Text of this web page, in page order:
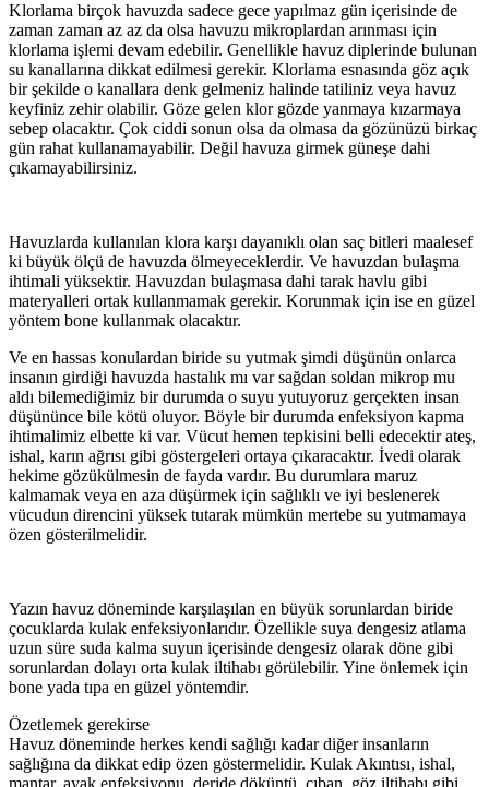
Klorlama birçok havuzda sadece gece yapılmaz gün içerisinde de
zaman zaman az az da olsa havuzu mikroplardan arınması için
klorlama işlemi devam edebilir. Genellikle havuz diplerinde bulunan
su kanallarına dikkat edilmesi gerekir. Klorlama esnasında göz açık
bir şekilde o kanallara denk gelmeniz halinde tatiliniz veya havuz
keyfiniz zehir olabilir. Göze gelen klor gözde yanmaya kızarmaya
sebep olacaktır. Çok ciddi sonun olsa da olmasa da gözünüzü birkaç
gün rahat kullanamayabilir. Değil havuza girmek güneşe dahi
çıkamayabilirsiniz.
Havuzlarda kullanılan klora karşı dayanıklı olan saç bitleri maalesef
ki büyük ölçü de havuzda ölmeyeceklerdir. Ve havuzdan bulaşma
ihtimali yüksektir. Havuzdan bulaşmasa dahi tarak havlu gibi
materyalleri ortak kullanmamak gerekir. Korunmak için ise en güzel
yöntem bone kullanmak olacaktır.
Ve en hassas konulardan biride su yutmak şimdi düşünün onlarca
insanın girdiği havuzda hastalık mı var sağdan soldan mikrop mu
aldı bilemediğimiz bir durumda o suyu yutuyoruz gerçekten insan
düşününce bile kötü oluyor. Böyle bir durumda enfeksiyon kapma
ihtimalimiz elbette ki var. Vücut hemen tepkisini belli edecektir ateş,
ishal, karın ağrısı gibi göstergeleri ortaya çıkaracaktır. İvedi olarak
hekime gözükülmesin de fayda vardır. Bu durumlara maruz
kalmamak veya en aza düşürmek için sağlıklı ve iyi beslenerek
vücudun direncini yüksek tutarak mümkün mertebe su yutmamaya
özen gösterilmelidir.
Yazın havuz döneminde karşılaşılan en büyük sorunlardan biride
çocuklarda kulak enfeksiyonlarıdır. Özellikle suya dengesiz atlama
uzun süre suda kalma suyun içerisinde dengesiz olarak döne gibi
sorunlardan dolayı orta kulak iltihabı görülebilir. Yine önlemek için
bone yada tıpa en güzel yöntemdir.
Özetlemek gerekirse
Havuz döneminde herkes kendi sağlığı kadar diğer insanların
sağlığına da dikkat edip özen göstermelidir. Kulak Akıntısı, ishal,
mantar, ayak enfeksiyonu, deride döküntü, çıban, göz iltihabı gibi